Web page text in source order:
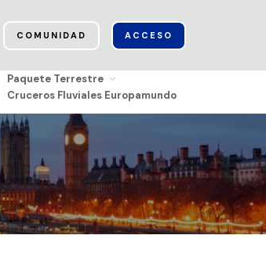
COMUNIDAD ACCESO
Paquete Terrestre
Cruceros Fluviales Europamundo